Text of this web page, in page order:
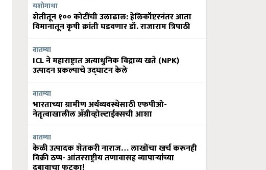
यशोगाथा
शेतीतून १०० कोटींची उलाढाल: हेलिकॉप्टरनंतर आता
विमानातून कृषी क्रांती घडवणार डॉ. राजाराम त्रिपाठी
बातम्या
ICL ने महाराष्ट्रात अत्याधुनिक विद्राव्य खते (NPK)
उत्पादन प्रकल्पाचे उद्घाटन केले
बातम्या
भारताच्या ग्रामीण अर्थव्यवस्थेसाठी एफपीओ-
नेतृत्वाखालील अ‍ॅग्रीव्होल्टाईक्सची आशा
बातम्या
केळी उत्पादक शेतकरी नाराज… लाखोंचा खर्च करूनही
विक्री ठप्प- आंतरराष्ट्रीय तणावासह व्यापाऱ्यांच्या